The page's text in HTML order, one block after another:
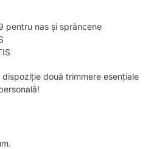
pentru nas și sprâncene
două trimmere esențiale